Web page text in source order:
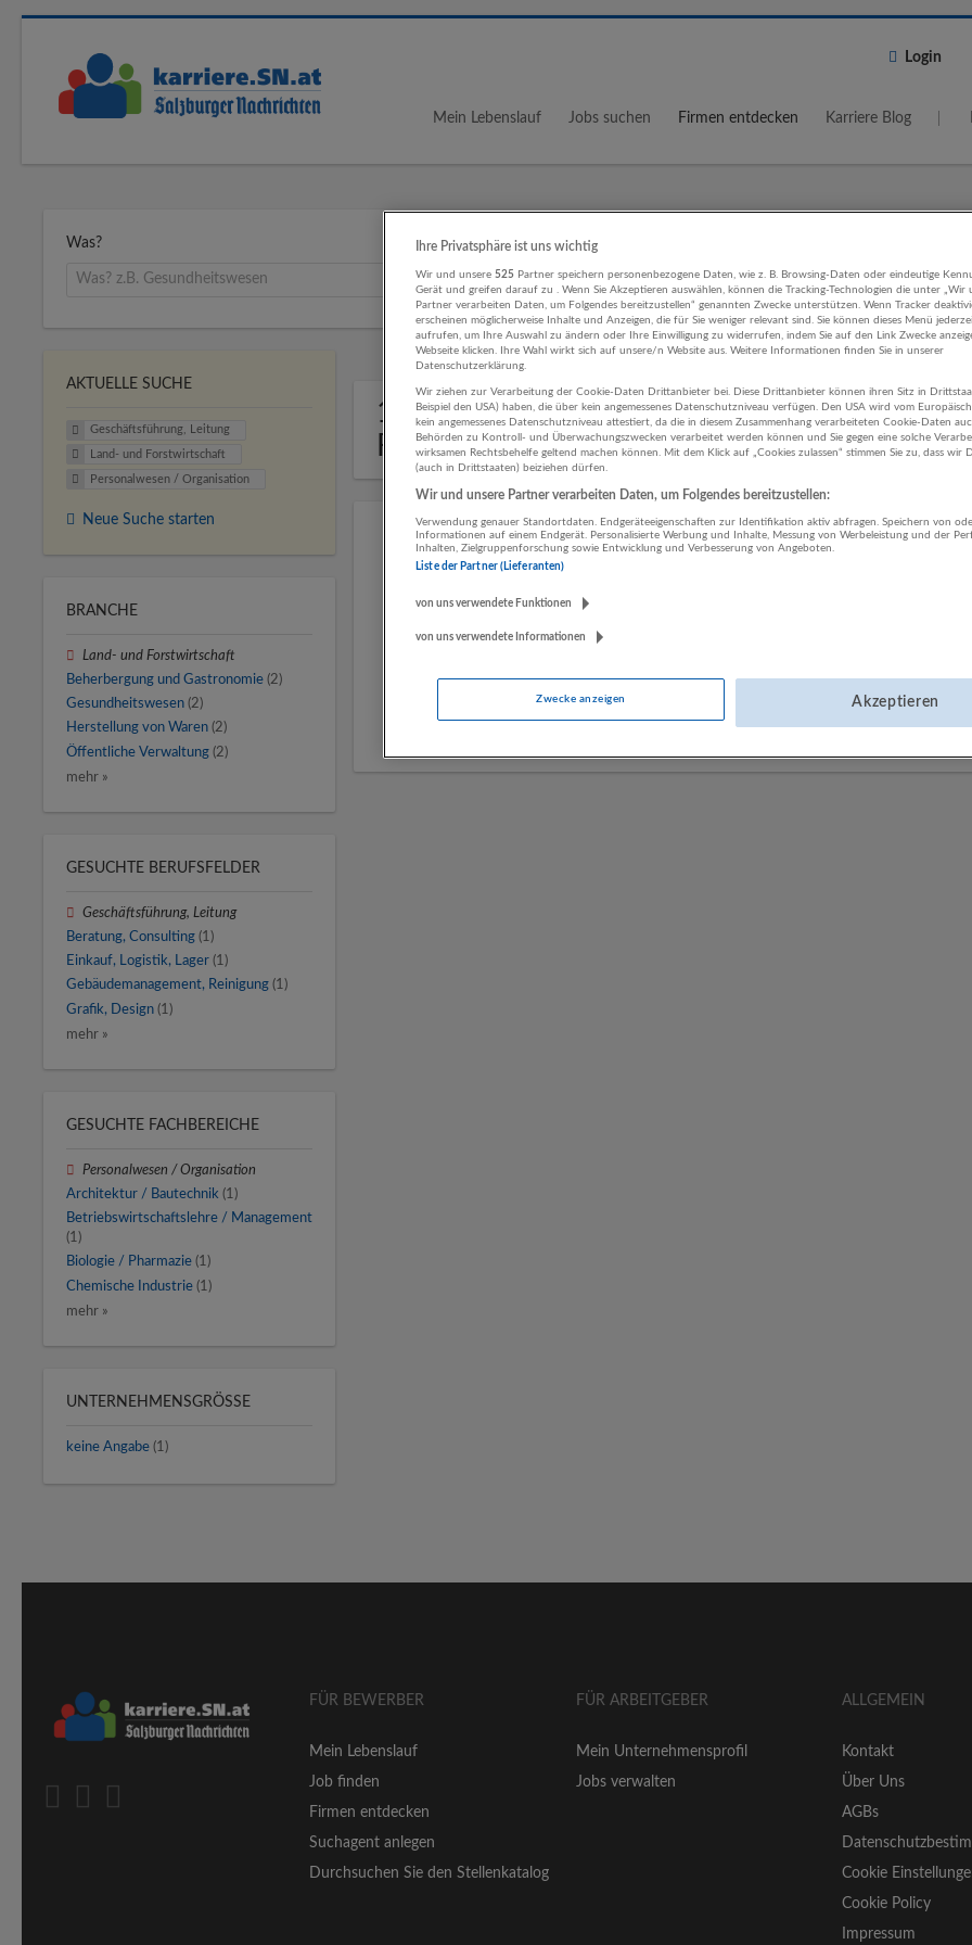
Login
Mein Lebenslauf Jobs suchen Firmen entdecken Karriere Blog
Was? Wo?
5 km
1 Geschäftsführung, Leitung Land- und
Forstwirtschaft Unternehmen
LUGSTEIN CONSULTING
Bergheim bei Salzburg
Gesundheitswesen | Herstellung von Waren | IT-Dienstleistungen |
Öffentliche Verwaltung | Rechtsberatung und Wirtschaftsprüfung |
Sonstige Dienstleistungen | Sozialwesen | Verkehr | Verlagswesen |
AKTUELLE SUCHE
Geschäftsführung, Leitung
Land- und Forstwirtschaft
Personalwesen / Organisation
Neue Suche starten
BRANCHE
Land- und Forstwirtschaft
Beherbergung und Gastronomie (2)
Gesundheitswesen (2)
Herstellung von Waren (2)
Öffentliche Verwaltung (2)
mehr »
GESUCHTE BERUFSFELDER
Geschäftsführung, Leitung
Beratung, Consulting (1)
Einkauf, Logistik, Lager (1)
Gebäudemanagement, Reinigung (1)
Grafik, Design (1)
mehr »
GESUCHTE FACHBEREICHE
Personalwesen / Organisation
Architektur / Bautechnik (1)
Betriebswirtschaftslehre / Management
(1)
Biologie / Pharmazie (1)
Chemische Industrie (1)
mehr »
UNTERNEHMENSGRÖSSE
keine Angabe (1)
FÜR BEWERBER
Mein Lebenslauf
Job finden
Firmen entdecken
Suchagent anlegen
Durchsuchen Sie den Stellenkatalog
FÜR ARBEITGEBER
Mein Unternehmensprofil
Jobs verwalten
ALLGEMEIN
Kontakt
Über Uns
AGBs
Cookie
Cookie Policy
Impressum
Ihre Privatsphäre ist uns wichtig
Wir und unsere 525 Partner speichern personenbezogene Daten, wie z. B. Browsing-Daten oder eindeutige
Gerät und greifen darauf zu . Wenn Sie Akzeptieren auswählen, können die Tracking-Technologien die unter „Wir
Partner verarbeiten Daten, um Folgendes bereitzustellen“ genannten Zwecke unterstützen. Wenn Tracker
erscheinen möglicherweise Inhalte und Anzeigen, die für Sie weniger relevant sind. Sie können dieses Menü
aufrufen, um Ihre Auswahl zu ändern oder Ihre Einwilligung zu widerrufen, indem Sie auf den Link Zwecke
Webseite klicken. Ihre Wahl wirkt sich auf unsere/n Website aus. Weitere Informationen finden Sie in unserer
Datenschutzerklärung.
Wir ziehen zur Verarbeitung der Cookie-Daten Drittanbieter bei. Diese Drittanbieter können ihren Sitz in
Beispiel den USA) haben, die über kein angemessenes Datenschutzniveau verfügen. Den USA wird vom
kein angemessenes Datenschutzniveau attestiert, da die in diesem Zusammenhang verarbeiteten Cookie-Daten
Behörden zu Kontroll- und Überwachungszwecken verarbeitet werden können und Sie gegen eine solche
wirksamen Rechtsbehelfe geltend machen können. Mit dem Klick auf „Cookies zulassen“ stimmen Sie zu, dass wir
(auch in Drittstaaten) beiziehen dürfen.
Wir und unsere Partner verarbeiten Daten, um Folgendes bereitzustellen:
Verwendung genauer Standortdaten. Endgeräteeigenschaften zur Identifikation aktiv abfragen. Speichern von
Informationen auf einem Endgerät. Personalisierte Werbung und Inhalte, Messung von Werbeleistung und der
Inhalten, Zielgruppenforschung sowie Entwicklung und Verbesserung von Angeboten.
Liste der Partner (Lieferanten)
von uns verwendete Funktionen
von uns verwendete Informationen
Zwecke anzeigen Akzeptieren